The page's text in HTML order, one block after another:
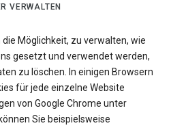
VERWALTEN
Möglichkeit, zu verwalten, wie
gesetzt und verwendet werden,
zu löschen. In einigen Browsern
für jede einzelne Website
von Google Chrome unter
Sie beispielsweise